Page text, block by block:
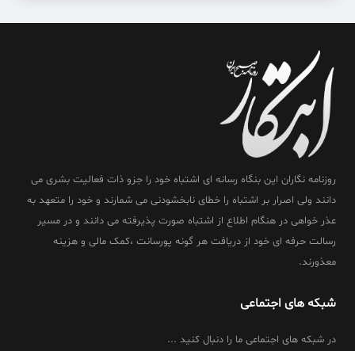
روزنامه نگاران این بنگاه رسانه ای اشتباه خود را جزو ذات فعالیت بشری می
دانند ولی اصرار بر اشتباه را خطای نابخشودنی می شمارند و خود را متعهد به
عذر خواهی در هنگام اطلاع از اشتباه صورت پذیرفته می دانند و در مسیر
رسالت حرفه ای خود از دریافت هر گونه پورسانت ،کمک مالی و هزینه
معذورند.
شبکه های اجتماعی
در شبکه های اجتماعی ما را دنبال کنید ...